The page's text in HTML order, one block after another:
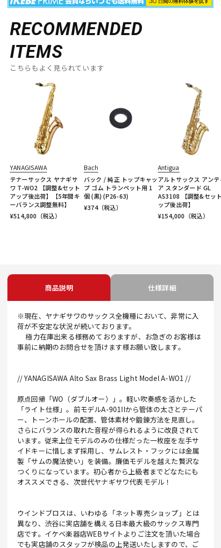
RECOMMENDED
ITEMS
こちらもよく見られています
YANAGISAWA
テナーサックス ヤナギサ
ワ T-WO2 【調整&セット
アップ後出荷】【5年間キ
ーバランス調整無料】
¥514,800 （税込）
Bach
バック / 純正 トップキャッ
プ ゴム トランペット用 1
個 (黒) (P26-63)
¥374（税込）
Antigua
アルトサックス アンテ
ア スタンダード GL
AS3108 【調整&セッ
ップ後出荷】
¥154,000 （税込）
商品説明 仕様詳細
※現在、ヤナギサワのサックス全機種において、非常に入
荷が不安定な状況が続いております。
極力在庫出来る様務めておりますが、お急ぎのお客様は
事前に納期のお問合せを頂けます様お願い致します。
// YANAGISAWA Alto Sax Brass Light Model A-WO1 //
原点回帰「WO（ダブルオー）」。軽い吹奏感を活かした
「ライト仕様」。前モデルA-901IIから管体の太さとテーパ
ー、トーンホールの配置、管体素材や鍛錬方法を見直し。
さらにバランスの取れた音程が得られるように改良されて
います。従来上位モデルのみの仕様だった一枚座を左手サ
イドキーに惜しまず採用し、サムレスト・フックには金属
製「サムの魔法使い」を装備。廉価モデルを越えた贅沢な
つくりになっています。初心者から上級者までどなたにも
オススメできる、次世代ヤナギサワ代表モデル！
ウインドブロスは、いわゆる「ネット専売ショップ」とは
異なり、渋谷に実店舗を構える日本最大級のサックス専門
店です。イケベ楽器店WEBサイトよりご注文を頂いた場合
でも実店舗のスタッフが検品の上発送いたしますので、ご